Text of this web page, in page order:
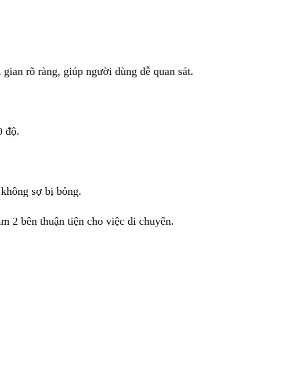
gian rõ ràng, giúp người dùng dễ quan sát.
độ.
sợ bị bỏng.
2 bên thuận tiện cho việc di chuyển.